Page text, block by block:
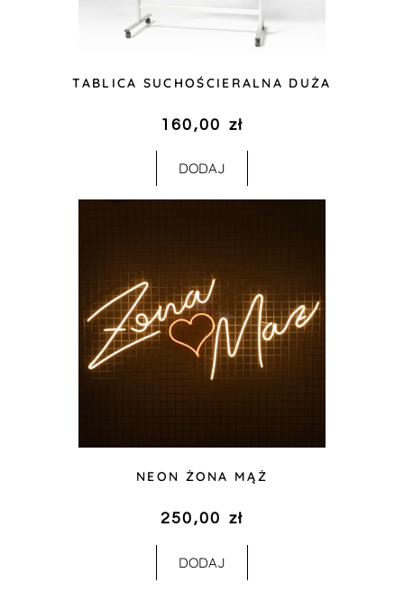
TABLICA SUCHOŚCIERALNA DUŻA
160,00 zł
DODAJ
NEON ŻONA MĄŻ
250,00 zł
DODAJ